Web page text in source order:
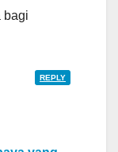
bagi
REPLY